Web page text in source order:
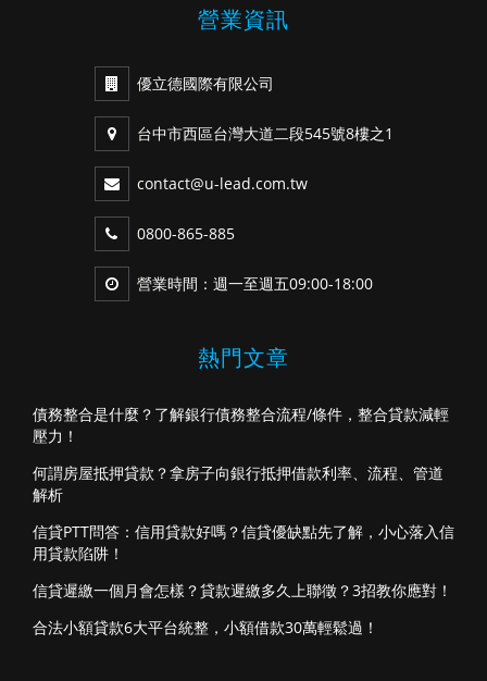
營業資訊
優立德國際有限公司
台中市西區台灣大道二段545號8樓之1
contact@u-lead.com.tw
0800-865-885
營業時間：週一至週五09:00-18:00
熱門文章
債務整合是什麼？了解銀行債務整合流程/條件，整合貸款減輕
壓力！
何謂房屋抵押貸款？拿房子向銀行抵押借款利率、流程、管道
解析
信貸PTT問答：信用貸款好嗎？信貸優缺點先了解，小心落入信
用貸款陷阱！
信貸遲繳一個月會怎樣？貸款遲繳多久上聯徵？3招教你應對！
合法小額貸款6大平台統整，小額借款30萬輕鬆過！